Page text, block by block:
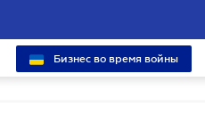
Бизнес во время войны